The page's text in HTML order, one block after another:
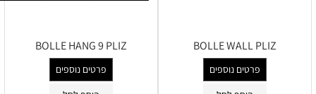
BOLLE WALL PLIZ
פרטים נוספים
BOLLE HANG 9 PLIZ
פרטים נוספים